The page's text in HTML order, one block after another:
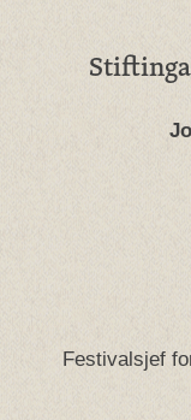
Festivalsjef